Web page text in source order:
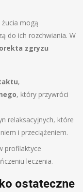
mogą
do ich rozchwiania. W
zgryzu
,
, który przywróci
relaksacyjnych, które
i przeciążeniem.
profilaktyce
leczenia.
ostateczne